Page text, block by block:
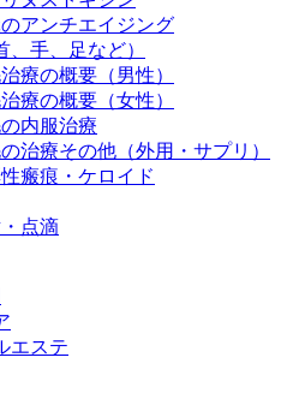
のアンチエイジング
、手、足など）
療の概要（男性）
療の概要（女性）
内服治療
治療その他（外用・サプリ）
瘢痕・ケロイド
点滴
エステ